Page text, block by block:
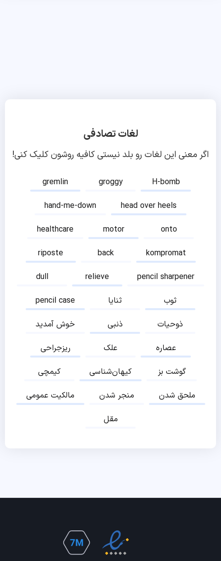
لغات تصادفی
اگر معنی این لغات رو بلد نیستی کافیه روشون کلیک کنی!
gremlin groggy
H-bomb
hand-me-down
head over heels
healthcare
motor
onto
riposte
back
kompromat
dull
relieve
pencil sharpener
pencil case
ثنایا
ثوب
خوش آمدید
ذنبی
ذوحیات
ریزجراحی
علک
عصاره
کیمچی
کیهان‌شناسی
گوشت بز
مالکیت عمومی
منجر شدن
ملحق شدن
مقل